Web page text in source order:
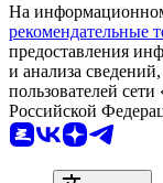
На
рекомендательные
предоставления
и анализа
пользователей
Российской